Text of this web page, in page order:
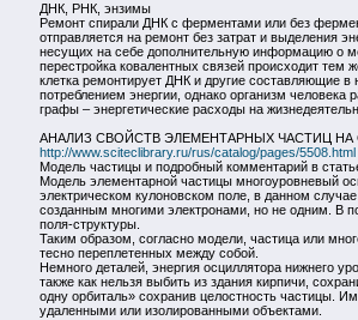
ДНК, РНК, энзимы
Ремонт спирали ДНК с ферментами или без
отправляется на ремонт без затрат и выделения
несущих на себе дополнительную информацию о
перестройка ковалентных связей происходит
клетка ремонтирует ДНК и другие составляющие
потреблением энергии, однако организм
графы – энергетические расходы на
АНАЛИЗ СВОЙСТВ ЭЛЕМЕНТАРНЫХ ЧАСТИЦ
http://www.sciteclibrary.ru/rus/catalog/pages/5508.html
Модель частицы и подробный комментарий в
Модель элементарной частицы многоуровневый
электрическом кулоновском поле, в данном
созданным многими электронами, но не одним. В
поля-структуры.
Таким образом, согласно модели, частица или
тесно переплетенных между собой.
Немного деталей, энергия осциллятора нижнего
также как нельзя выбить из здания кирпичи,
одну орбиталь» сохранив целостность частицы.
удаленными или изолированными объектами.